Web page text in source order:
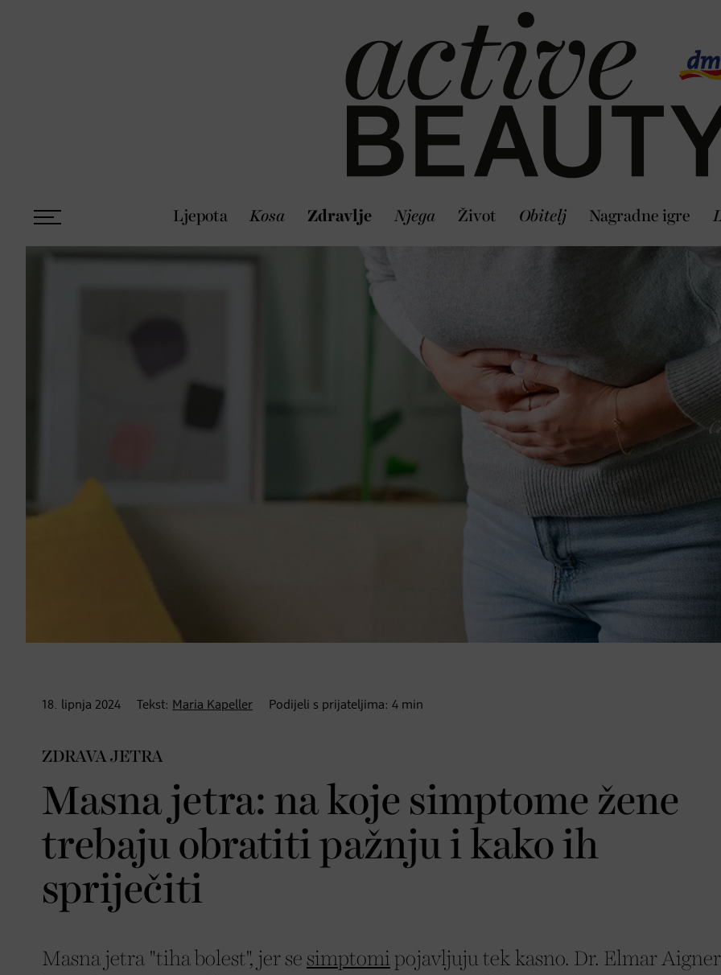
Ljepota Kosa Zdravlje Njega Život Obitelj Nagradne igre
18. lipnja 2024 Tekst: Maria Kapeller Podijeli s prijateljima: 4 min
ZDRAVA JETRA
Masna jetra: na koje simptome žene
trebaju obratiti pažnju i kako ih
spriječiti
Masna jetra "tiha bolest", jer se simptomi pojavljuju tek kasno. Dr. Elmar